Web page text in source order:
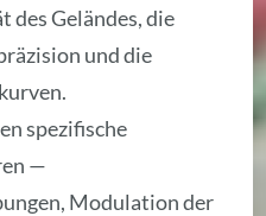
des Geländes, die
und die
spezifische
—
Modulation der